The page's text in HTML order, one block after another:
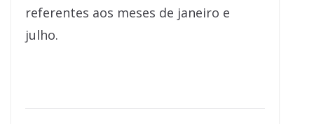
referentes aos meses de janeiro e
julho.